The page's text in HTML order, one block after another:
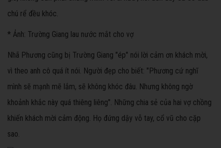
chú rể đều khóc.
* Ảnh: Trường Giang lau nước mắt cho vợ
Nhã Phương cũng bị Trường Giang "ép" nói lời cảm ơn khách mời,
vì theo anh cô quá ít nói. Người đẹp cho biết: "Phương cứ nghĩ
mình sẽ mạnh mẽ lắm, sẽ không khóc đâu. Nhưng không ngờ
khoảnh khắc này quá thiêng liêng". Những chia sẻ của hai vợ chồng
khiến khách mời cảm động. Họ đứng dậy vỗ tay, cổ vũ cho cặp
sao.